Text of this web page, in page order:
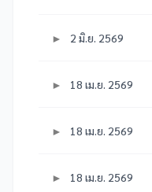
2 มิ.ย. 2569
18 เม.ย. 2569
18 เม.ย. 2569
18 เม.ย. 2569